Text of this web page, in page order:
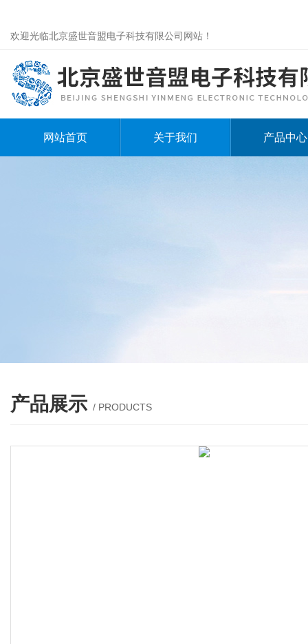
欢迎光临北京盛世音盟电子科技有限公司网站！
网站首页 关于我们 产品中心
产品展示 / PRODUCTS